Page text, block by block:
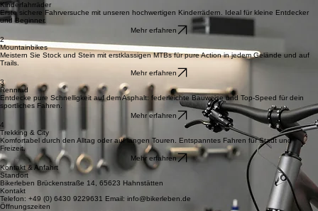
Ihr Fahrrad in besten Händen: Wir bieten Inspektionen, Bremsenservice, E-Bike-Service mit
Software-Updates und Akku-Check, Laufrad-Zentrierung, Schaltungs- und Antriebsservice,
Reifen- und Schlauchwechsel sowie Zubehörmontage an.
Unsere exklusive Auswahl für alle Radfans - ob als E-Bike oder nicht
1
Kinderfahrräder
Erste sichere Fahrversuche mit unseren hochwertigen Kinderrädern. Ideal für kleine Entdecker
2
Mountainbikes
Meistern Sie Stock und Stein mit erstklassigen MTBs für pure Action in jedem Gelände und auf
Trails.
3
Rennrad
Entdecke pure Schnelligkeit auf dem Asphalt: federleichte Bauweise und Top-Speed für dein
sportliches Fahren.
Mehr erfahren
4
Trekking & City
Komfortabel durch den Alltag oder auf langen Touren. Entspanntes Fahren für Stadt und
Freizeit.